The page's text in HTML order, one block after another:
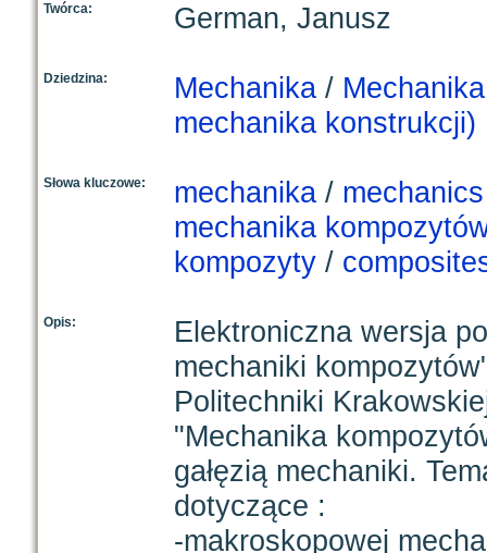
Twórca: German, Janusz
Dziedzina: Mechanika/
mechanika konstrukcji)
Słowa kluczowe: mechanika/ mechanics
mechanika
kompozyty/
Opis:
Elektroniczna wersja
mechaniki
Politechniki
"Mechanika
gałęzią mechaniki.
dotyczące :
-makroskopowej